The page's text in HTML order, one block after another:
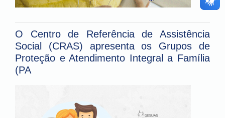
O Centro de Referência de Assistência
Social (CRAS) apresenta os Grupos de
Proteção e Atendimento Integral a Família
(PA